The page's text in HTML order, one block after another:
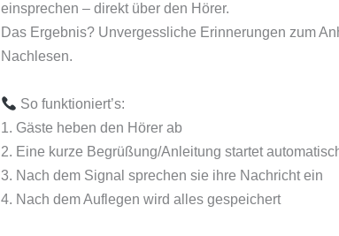
einsprechen – direkt über den Hörer.
Das Ergebnis? Unvergessliche Erinnerungen zum
Nachlesen.
So funktioniert’s:
1. Gäste heben den Hörer ab
2. Eine kurze Begrüßung/Anleitung startet
3. Nach dem Signal sprechen sie ihre Nachricht ein
4. Nach dem Auflegen wird alles gespeichert